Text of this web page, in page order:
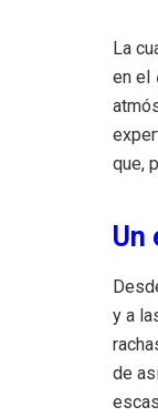
La
en el
que,
Un
y a
de